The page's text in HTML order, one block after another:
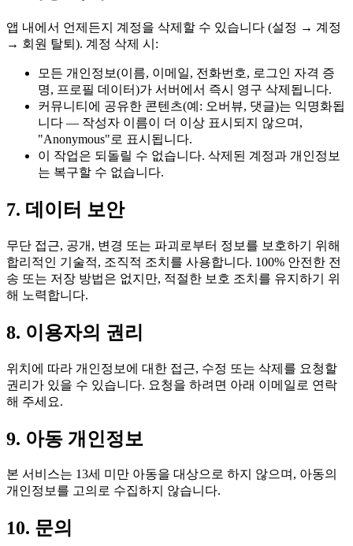
앱 내에서 언제든지 계정을 삭제할 수 있습니다 (설정 → 계정
→ 회원 탈퇴). 계정 삭제 시:
모든 개인정보(이름, 이메일, 전화번호, 로그인 자격 증
명, 프로필 데이터)가 서버에서 즉시 영구 삭제됩니다.
커뮤니티에 공유한 콘텐츠(예: 오버뷰, 댓글)는 익명화됩
니다 — 작성자 이름이 더 이상 표시되지 않으며,
"Anonymous"로 표시됩니다.
이 작업은 되돌릴 수 없습니다. 삭제된 계정과 개인정보
는 복구할 수 없습니다.
7. 데이터 보안
무단 접근, 공개, 변경 또는 파괴로부터 정보를 보호하기 위해
합리적인 기술적, 조직적 조치를 사용합니다. 100% 안전한 전
송 또는 저장 방법은 없지만, 적절한 보호 조치를 유지하기 위
해 노력합니다.
8. 이용자의 권리
위치에 따라 개인정보에 대한 접근, 수정 또는 삭제를 요청할
권리가 있을 수 있습니다. 요청을 하려면 아래 이메일로 연락
해 주세요.
9. 아동 개인정보
본 서비스는 13세 미만 아동을 대상으로 하지 않으며, 아동의
개인정보를 고의로 수집하지 않습니다.
10. 문의